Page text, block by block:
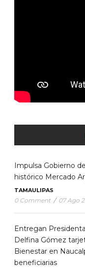
Impulsa Gobierno
histórico Mercado
TAMAULIPAS
0 Comment / 07 Ago
Entregan
Delfina Gómez
Bienestar en
beneficiarias